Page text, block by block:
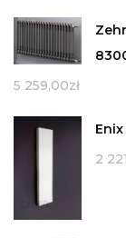
5 259,00zł
2